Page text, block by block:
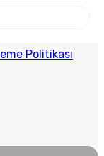
Politikası